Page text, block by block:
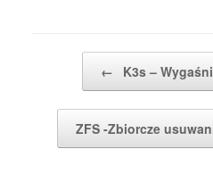
Post navigation
← K3s –
ZFS -Zbiorcze